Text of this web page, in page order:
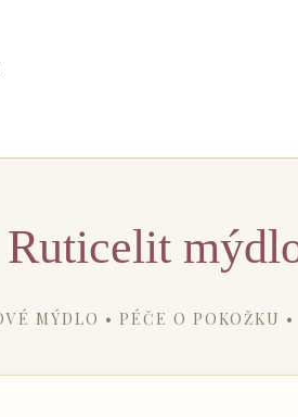
Ruticelit
MÝDLO • PÉČE O POKOŽKU